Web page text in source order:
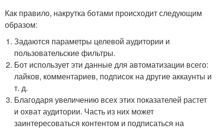
Как правило, накрутка ботами происходит следующим
образом:
Задаются параметры целевой аудитории и
пользовательские фильтры.
Бот использует эти данные для автоматизации всего:
лайков, комментариев, подписок на другие аккаунты и
т. д.
Благодаря увеличению всех этих показателей растет
и охват аудитории. Часть из них может
заинтересоваться контентом и подписаться на